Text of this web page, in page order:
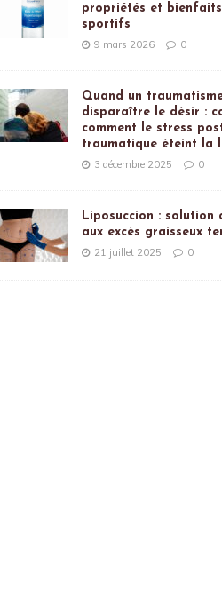
propriétés et
sportifs
9 mars 2026 0
Quand un
disparaître le désir :
comment le stress
traumatique éteint la
3 décembre 2025 0
Liposuccion : solution
aux excès graisseux
21 juillet 2025 0